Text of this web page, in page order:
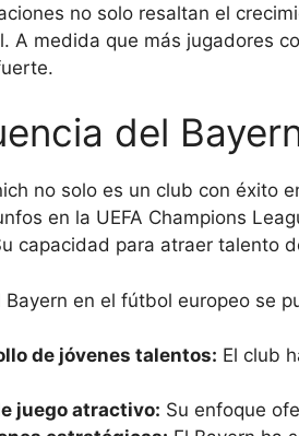
no solo resaltan el
A medida que más jugadores
del
no solo es un club con éxito
en la UEFA Champions
capacidad para atraer talento
Bayern en el fútbol europeo se
de jóvenes talentos: El club
juego atractivo: Su enfoque